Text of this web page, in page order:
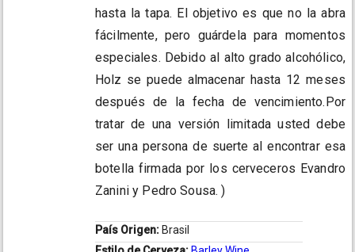
hasta la tapa. El objetivo es que no la abra
fácilmente, pero guárdela para momentos
especiales. Debido al alto grado alcohólico,
Holz se puede almacenar hasta 12 meses
después de la fecha de vencimiento.Por
tratar de una versión limitada usted debe
ser una persona de suerte al encontrar esa
botella firmada por los cerveceros Evandro
Zanini y Pedro Sousa. )
País Origen: Brasil